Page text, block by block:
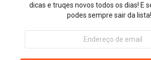
dicas e truqes novos todos os dias! E
podes sempre sair da
Endereço
email